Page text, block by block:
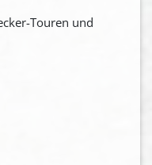
Touren und